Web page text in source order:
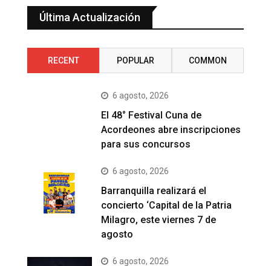
Última Actualización
RECENT POPULAR COMMON
6 agosto, 2026
El 48° Festival Cuna de
Acordeones abre inscripciones
para sus concursos
6 agosto, 2026
Barranquilla realizará el
concierto ‘Capital de la Patria
Milagro, este viernes 7 de
agosto
6 agosto, 2026